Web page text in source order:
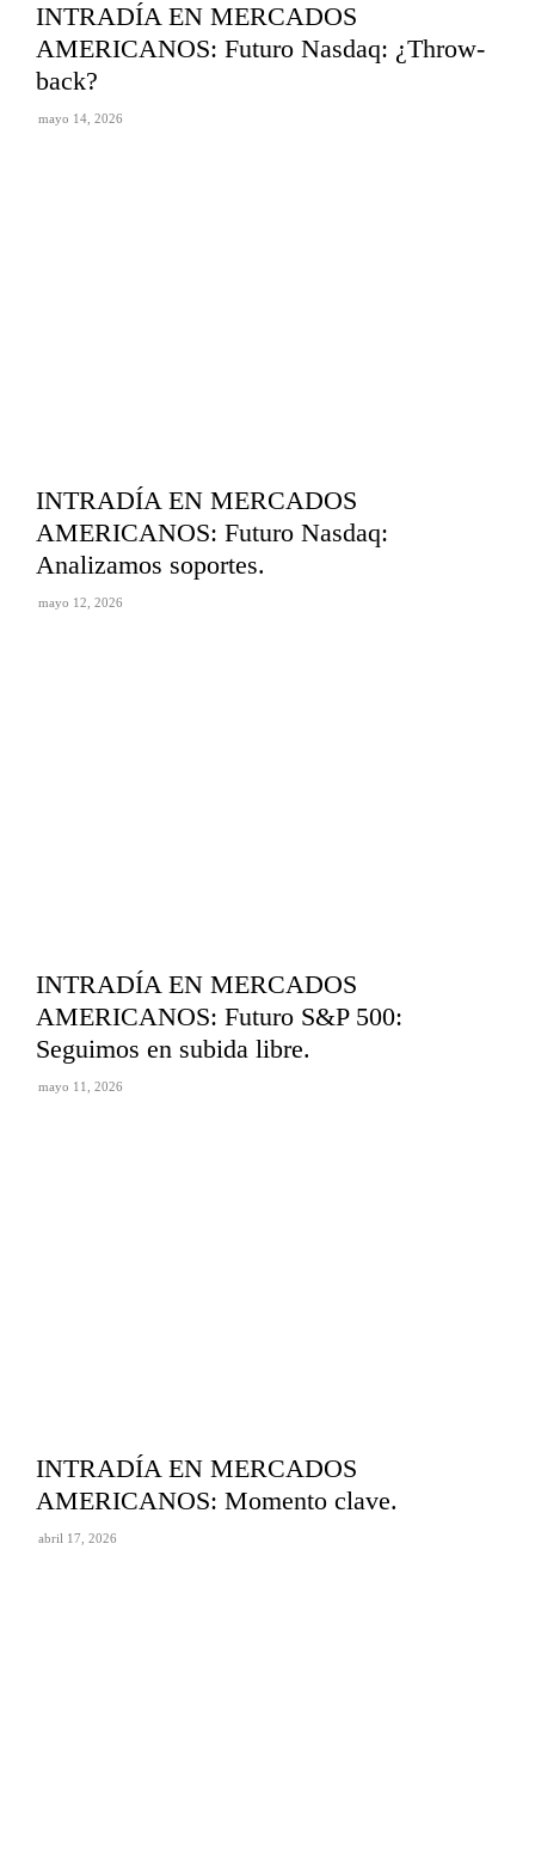
INTRADÍA EN MERCADOS
AMERICANOS: Futuro Nasdaq: ¿Throw-
back?
mayo 14, 2026
INTRADÍA EN MERCADOS
AMERICANOS: Futuro Nasdaq:
Analizamos soportes.
mayo 12, 2026
INTRADÍA EN MERCADOS
AMERICANOS: Futuro S&P 500:
Seguimos en subida libre.
mayo 11, 2026
INTRADÍA EN MERCADOS
AMERICANOS: Momento clave.
abril 17, 2026